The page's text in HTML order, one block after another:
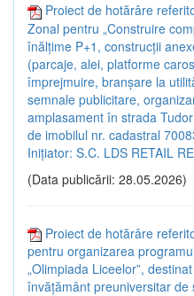
Proiect de hotărâre
Zonal pentru „Construire
înălțime P+1, construcții
(parcaje, alei, platforme
împrejmuire, branșare la
semnale publicitare,
amplasament în strada
de imobilul nr. cadastral
Inițiator: S.C. LDS RETAIL
(Data publicării: 28.05.2026)
Proiect de hotărâre
pentru organizarea
„Olimpiada Liceelor”,
învățământ preuniversitar de